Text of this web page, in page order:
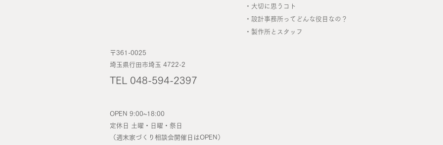
・ 大切に思うコト
・ 設計事務所ってどんな役目なの？
・ 製作所とスタッフ
〒361-0025
埼玉県行田市埼玉 4722-2
TEL 048-594-2397
OPEN 9:00~18:00
定休日 土曜・日曜・祭日
（週末家づくり相談会開催日はOPEN）